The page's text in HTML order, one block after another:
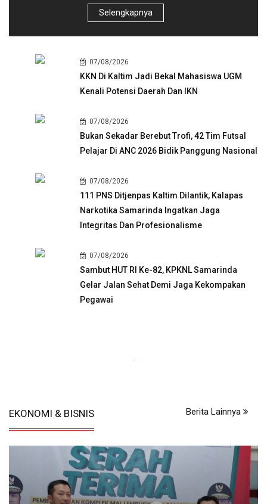
Selengkapnya
07/08/2026
KKN Di Kaltim Jadi Bekal Mahasiswa UGM
Kenali Potensi Daerah Dan IKN
07/08/2026
Bukan Sekadar Berebut Trofi, 42 Tim Futsal
Pelajar Di ANC 2026 Bidik Panggung Nasional
07/08/2026
111 PNS Ditjenpas Kaltim Dilantik, Kalapas
Narkotika Samarinda Ingatkan Jaga
Integritas Dan Profesionalisme
07/08/2026
Sambut HUT RI Ke-82, KPKNL Samarinda
Gelar Jalan Sehat Demi Jaga Kekompakan
Pegawai
EKONOMI & BISNIS Berita Lainnya